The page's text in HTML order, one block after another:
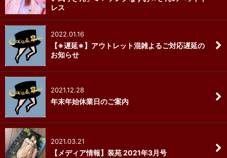
レス
2022.01.16
【※遅延※】アウトレット混雑よるご対応遅延の
お知らせ
2021.12.28
年末年始休業日のご案内
2021.03.21
【メディア情報】装苑 2021年3月号